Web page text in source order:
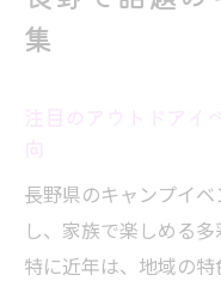
集
長野県のキャンプイ
し、家族で楽しめる多
特に近年は、地域の特